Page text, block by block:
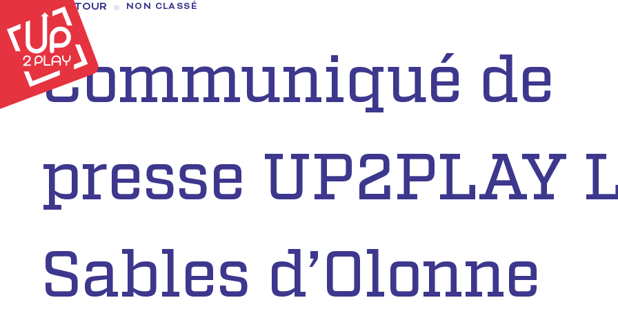
RETOUR NON CLASSÉ
Communiqué de
presse UP2PLAY
Sables d’Olonne